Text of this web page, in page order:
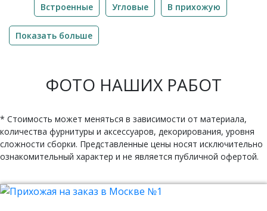
Встроенные Угловые В прихожую
Показать больше
ФОТО НАШИХ РАБОТ
* Стоимость может меняться в зависимости от материала,
количества фурнитуры и аксессуаров, декорирования, уровня
сложности сборки. Представленные цены носят исключительно
ознакомительный характер и не является публичной офертой.